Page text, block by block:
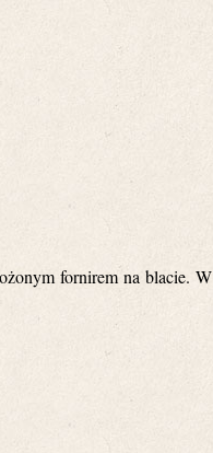
fornirem na blacie. W